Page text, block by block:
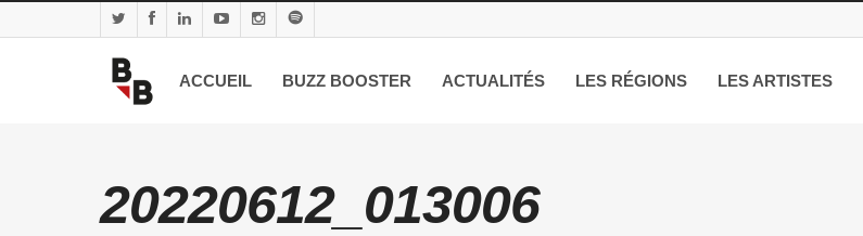
ACCUEIL BUZZ BOOSTER ACTUALITÉS LES RÉGIONS LES ARTISTES
20220612_013006